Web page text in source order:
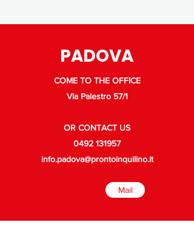
PADOVA
COME TO THE OFFICE
Via Palestro 57/1
OR CONTACT US
0492 131957
info.padova@prontoinquilino.it
Mail